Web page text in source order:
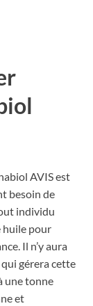
AVIS est
besoin de
individu
huile pour
Il n’y aura
gérera cette
une tonne
et